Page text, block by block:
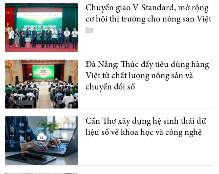
Chuyển giao V-Standard, mở rộng
cơ hội thị trường cho nông sản Việt
Đà Nẵng: Thúc đẩy tiêu dùng hàng
Việt từ chất lượng nông sản và
chuyển đổi số
Cần Thơ xây dựng hệ sinh thái dữ
liệu số về khoa học và công nghệ